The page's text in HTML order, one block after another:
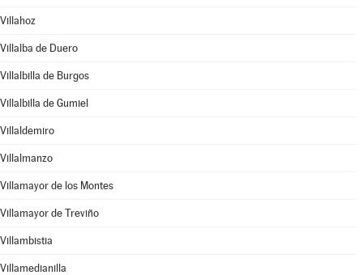
Villahoz
Villalba de Duero
Villalbilla de Burgos
Villalbilla de Gumiel
Villaldemiro
Villalmanzo
Villamayor de los Montes
Villamayor de Treviño
Villambistia
Villamedianilla